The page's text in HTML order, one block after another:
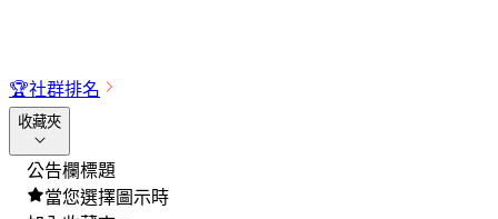
🏆社群排名
收藏夾
公告欄標題
當您選擇圖示時